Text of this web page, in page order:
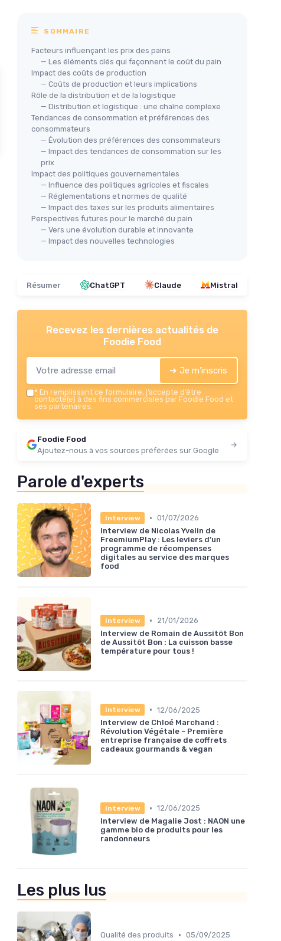
SOMMAIRE
Facteurs influençant les prix des pains
— Les éléments clés qui façonnent le coût du pain
Impact des coûts de production
— Coûts de production et leurs implications
Rôle de la distribution et de la logistique
— Distribution et logistique : une chaîne complexe
Tendances de consommation et préférences des
consommateurs
— Évolution des préférences des consommateurs
— Impact des tendances de consommation sur les
prix
Impact des politiques gouvernementales
— Influence des politiques agricoles et fiscales
— Réglementations et normes de qualité
— Impact des taxes sur les produits alimentaires
Perspectives futures pour le marché du pain
— Vers une évolution durable et innovante
— Impact des nouvelles technologies
Résumer ChatGPT Claude Mistral
Recevez les dernières actualités de
Foodie Food
➔ Je m'inscris
* En remplissant ce formulaire, j’accepte d’être
contacté(e) à des fins commerciales par Foodie Food et
ses partenaires.
Foodie Food
Ajoutez-nous à vos sources préférées sur Google
Parole d'experts
Interview • 01/07/2026
Interview de Nicolas Yvelin de
FreemiumPlay : Les leviers d’un
programme de récompenses
digitales au service des marques
food
Interview •
21/01/2026
Interview de Romain de Aussitôt Bon
de Aussitôt Bon : La cuisson basse
température pour tous !
Interview • 12/06/2025
Interview de Chloé Marchand :
Révolution Végétale - Première
entreprise française de coffrets
cadeaux gourmands & vegan
Interview • 12/06/2025
Interview de Magalie Jost : NAON une
gamme bio de produits pour les
randonneurs
Les plus lus
Qualité des produits • 05/09/2025